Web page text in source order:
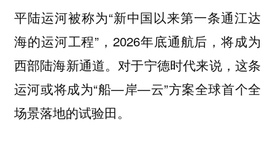
平陆运河被称为“新中国以来第一条通江达
海的运河工程”，2026年底通航后，将成为
西部陆海新通道。对于宁德时代来说，这条
运河或将成为“船—岸—云”方案全球首个全
场景落地的试验田。